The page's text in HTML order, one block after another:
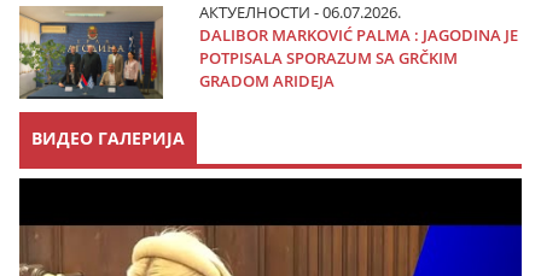
АКТУЕЛНОСТИ - 06.07.2026.
DALIBOR MARKOVIĆ PALMA : JAGODINA JE
POTPISALA SPORAZUM SA GRČKIM
GRADOM ARIDEJA
ВИДЕО ГАЛЕРИЈА